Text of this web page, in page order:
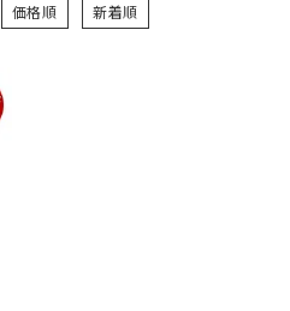
価格順 新着順